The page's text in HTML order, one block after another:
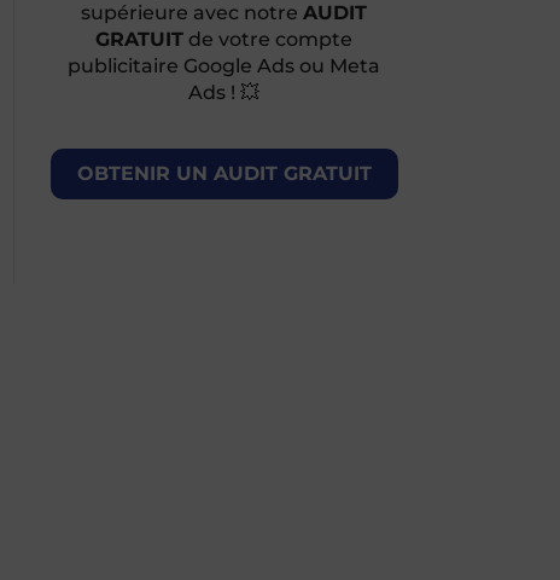
supérieure avec notreAUDIT
GRATUIT de votre compte
publicitaire Google Ads ou Meta
Ads ! 💥
OBTENIR UN AUDIT GRATUIT